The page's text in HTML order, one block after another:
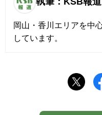
岡山・香川エリアを中
しています。